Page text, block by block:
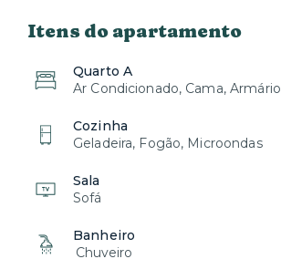
Itens do apartamento
Quarto A
Ar Condicionado, Cama, Armário
Cozinha
Geladeira, Fogão, Microondas
Sala
Sofá
Banheiro
Chuveiro